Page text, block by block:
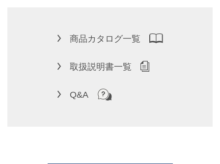
商品カタログ一覧
取扱説明書一覧
Q&A